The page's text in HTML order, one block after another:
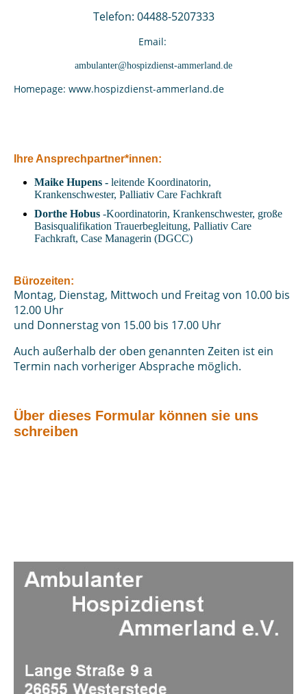
Telefon: 04488-5207333
Email:
ambulanter@hospizdienst-ammerland.de
Homepage: www.hospizdienst-ammerland.de
Ihre Ansprechpartner*innen:
Maike Hupens - leitende Koordinatorin,
Krankenschwester, Palliativ Care Fachkraft
Dorthe Hobus -Koordinatorin, Krankenschwester, große
Basisqualifikation Trauerbegleitung, Palliativ Care
Fachkraft, Case Managerin (DGCC)
Bürozeiten:
Montag, Dienstag, Mittwoch und Freitag von 10.00 bis
12.00 Uhr
und Donnerstag von 15.00 bis 17.00 Uhr
Auch außerhalb der oben genannten Zeiten ist ein
Termin nach vorheriger Absprache möglich.
Über dieses Formular können sie uns
schreiben